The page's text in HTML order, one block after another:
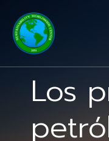
Los